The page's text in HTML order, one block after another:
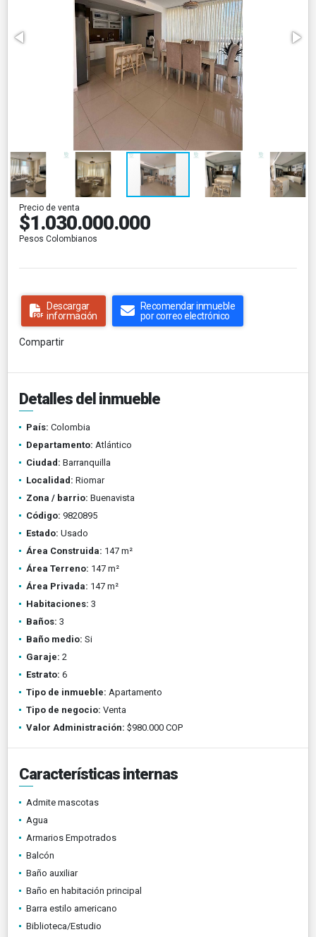
Precio de venta
$1.030.000.000
Pesos Colombianos
Descargar
información
Recomendar inmueble
por correo electrónico
Compartir
Detalles del inmueble
País: Colombia
Departamento: Atlántico
Ciudad: Barranquilla
Localidad: Riomar
Zona / barrio: Buenavista
Código: 9820895
Estado: Usado
Área Construida: 147 m²
Área Terreno: 147 m²
Área Privada: 147 m²
Habitaciones: 3
Baños: 3
Baño medio: Si
Garaje: 2
Estrato: 6
Tipo de inmueble: Apartamento
Tipo de negocio: Venta
Valor Administración: $980.000 COP
Características internas
Admite mascotas
Agua
Armarios Empotrados
Balcón
Baño auxiliar
Baño en habitación principal
Barra estilo americano
Biblioteca/Estudio